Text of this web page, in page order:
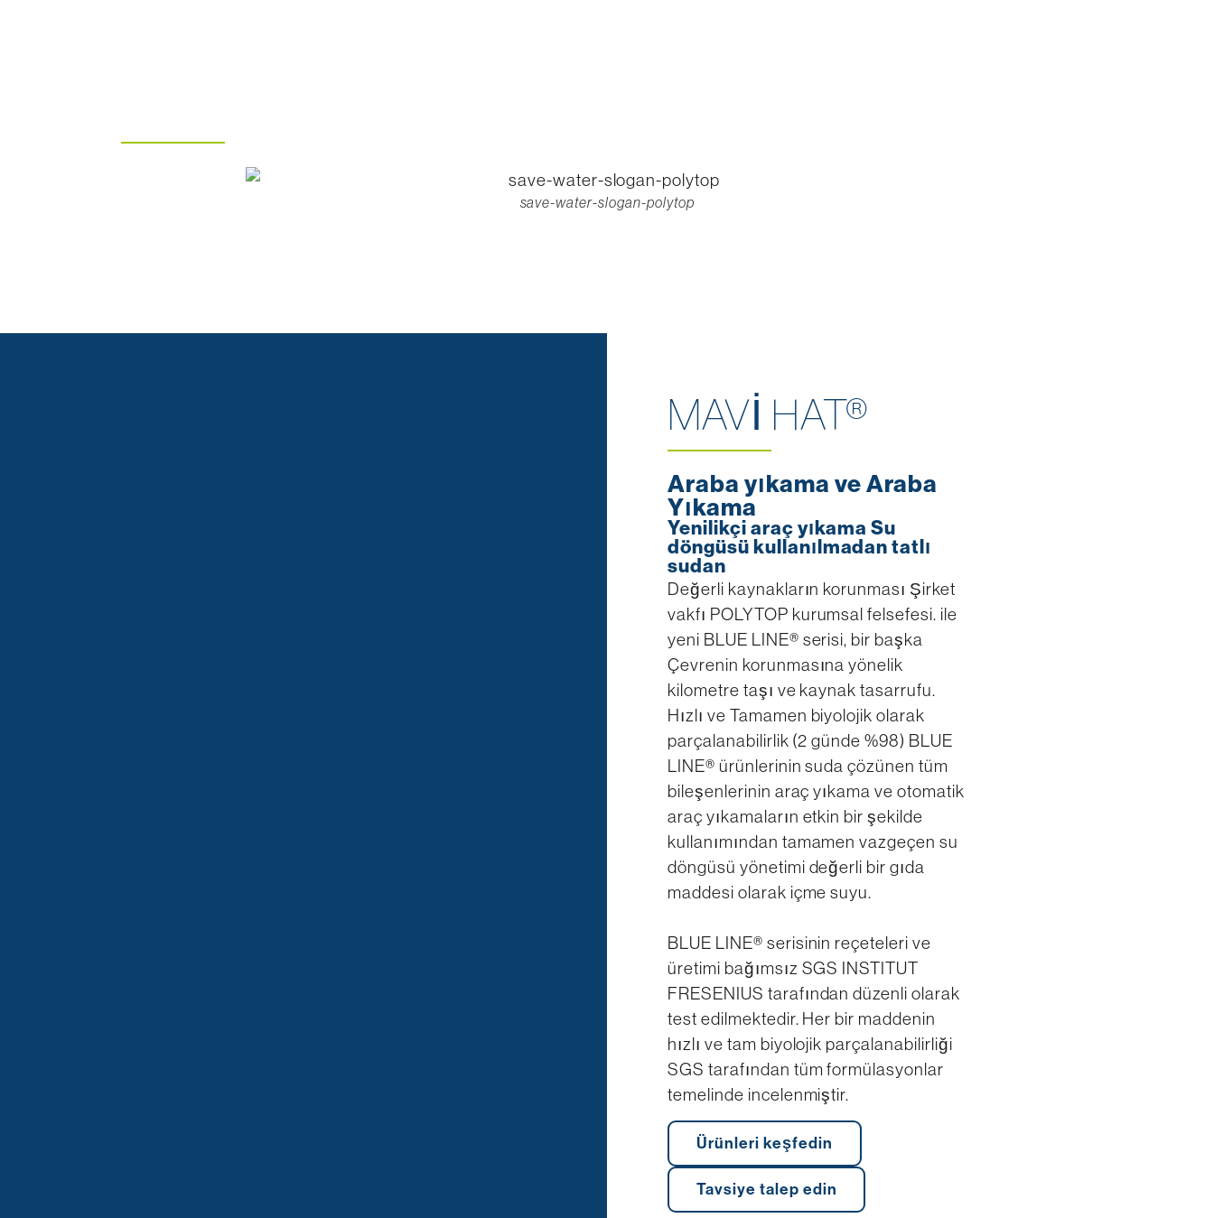
save-water-slogan-polytop
MAVİ HAT®
Araba yıkama ve Araba
Yıkama
Yenilikçi araç yıkama Su
döngüsü kullanılmadan tatlı
sudan
Değerli kaynakların korunması Şirket
vakfı POLYTOP kurumsal felsefesi. ile
yeni BLUE LINE® serisi, bir başka
Çevrenin korunmasına yönelik
kilometre taşı ve kaynak tasarrufu.
Hızlı ve Tamamen biyolojik olarak
parçalanabilirlik (2 günde %98) BLUE
LINE® ürünlerinin suda çözünen tüm
bileşenlerinin araç yıkama ve otomatik
araç yıkamaların etkin bir şekilde
kullanımından tamamen vazgeçen su
döngüsü yönetimi değerli bir gıda
maddesi olarak içme suyu.
BLUE LINE® serisinin reçeteleri ve
üretimi bağımsız SGS INSTITUT
FRESENIUS tarafından düzenli olarak
test edilmektedir. Her bir maddenin
hızlı ve tam biyolojik parçalanabilirliği
SGS tarafından tüm formülasyonlar
temelinde incelenmiştir.
Ürünleri keşfedin
Tavsiye talep edin